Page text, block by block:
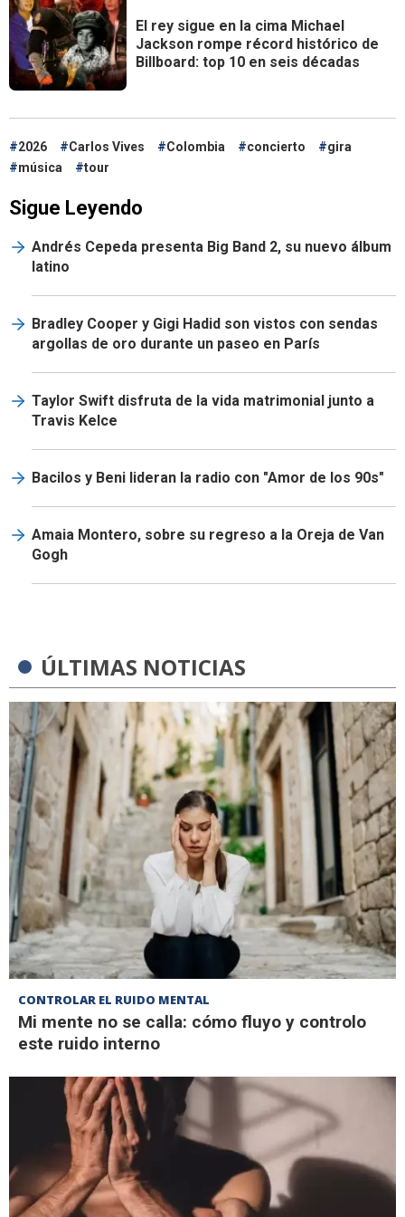
El rey sigue en la cima Michael
Jackson rompe récord histórico de
Billboard: top 10 en seis décadas
2026 Carlos Vives Colombia concierto
gira
música
tour
Sigue Leyendo
Andrés Cepeda presenta Big Band 2, su nuevo álbum
latino
Bradley Cooper y Gigi Hadid son vistos con sendas
argollas de oro durante un paseo en París
Taylor Swift disfruta de la vida matrimonial junto a
Travis Kelce
Bacilos y Beni lideran la radio con "Amor de los 90s"
Amaia Montero, sobre su regreso a la Oreja de Van
Gogh
ÚLTIMAS NOTICIAS
CONTROLAR EL RUIDO MENTAL
Mi mente no se calla: cómo fluyo y controlo
este ruido interno